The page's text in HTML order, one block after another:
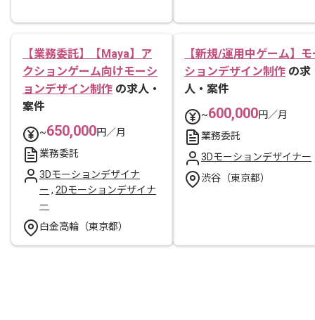
【業務委託】【Maya】ア
クションゲーム向けモーシ
ョンデザイン制作 の求人・
案件
~650,000円／月
業務委託
3Dモーションデザイナ
ー , 2Dモーションデザイナ
ー
白金高輪（東京都）
【新規/運用中ゲーム】モ
ションデザイン制作 の求
人・案件
~600,000円／月
業務委託
3Dモーションデザイナー
渋谷（東京都）